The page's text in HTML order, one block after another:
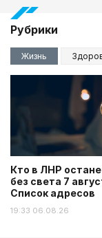
Рубрики
Жизнь
Кто в ЛНР
без света 7
Список адресов
19:33 06.08.26